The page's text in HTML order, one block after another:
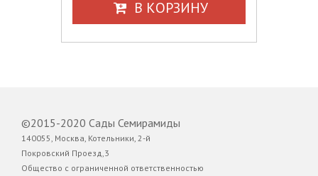
В КОРЗИНУ
©2015-2020 Сады Семирамиды
140055, Москва, Котельники, 2-й
Покровский Проезд,3
Общество с ограниченной ответственностью